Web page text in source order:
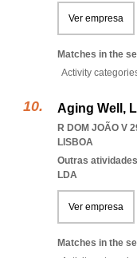
Ver empresa
Matches in the
Activity
Aging Well,
R DOM JOÃO V
LISBOA
Outras
LDA
Ver empresa
Matches in the